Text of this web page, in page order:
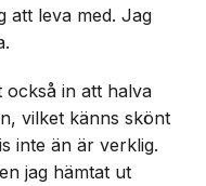
att leva med. Jag
också in att halva
vilket känns skönt
inte än är verklig.
jag hämtat ut